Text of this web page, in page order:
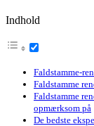
Indhold
Faldstamme
Faldstamme
opmærksom på
De bedste